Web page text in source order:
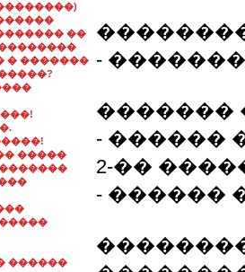
��
� �������
�����
������
- �������
�������
- ������
2-�� �����
- ������